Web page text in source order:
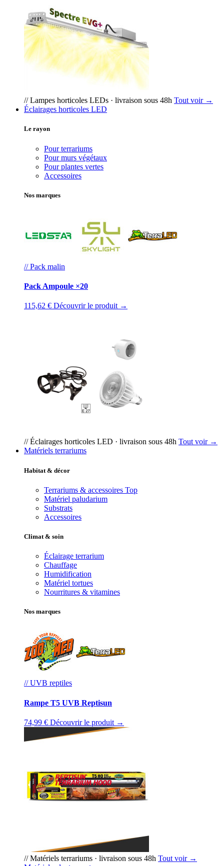
// Lampes horticoles LEDs · livraison sous 48h Tout voir →
Éclairages horticoles LED
Le rayon
Pour terrariums
Pour murs végétaux
Pour plantes vertes
Accessoires
Nos marques
// Pack malin
Pack Ampoule ×20
115,62 € Découvrir le produit →
// Éclairages horticoles LED · livraison sous 48h Tout voir →
Matériels terrariums
Habitat & décor
Terrariums & accessoires Top
Matériel paludarium
Substrats
Accessoires
Climat & soin
Éclairage terrarium
Chauffage
Humidification
Matériel tortues
Nourritures & vitamines
Nos marques
// UVB reptiles
Rampe T5 UVB Reptisun
74,99 € Découvrir le produit →
// Matériels terrariums · livraison sous 48h Tout voir →